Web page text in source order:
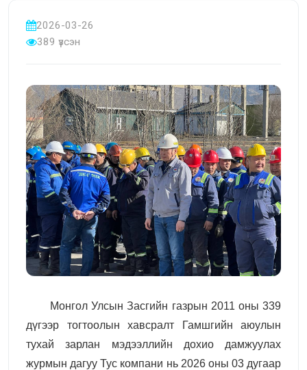
2026-03-26
389 үзсэн
Монгол Улсын Засгийн газрын 2011 оны 339
дүгээр тогтоолын хавсралт Гамшгийн аюулын
тухай зарлан мэдээллийн дохио дамжуулах
журмын дагуу Тус компани нь 2026 оны 03 дугаар